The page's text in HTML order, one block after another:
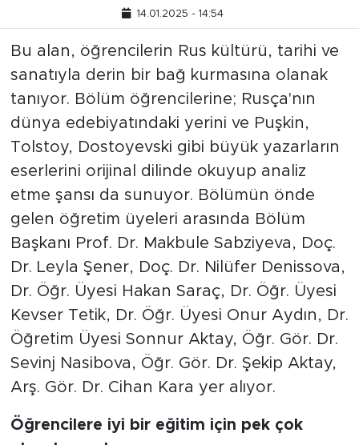
14.01.2025 - 14:54
Bu alan, öğrencilerin Rus kültürü, tarihi ve
sanatıyla derin bir bağ kurmasına olanak
tanıyor. Bölüm öğrencilerine; Rusça'nın
dünya edebiyatındaki yerini ve Puşkin,
Tolstoy, Dostoyevski gibi büyük yazarların
eserlerini orijinal dilinde okuyup analiz
etme şansı da sunuyor. Bölümün önde
gelen öğretim üyeleri arasında Bölüm
Başkanı Prof. Dr. Makbule Sabziyeva, Doç.
Dr. Leyla Şener, Doç. Dr. Nilüfer Denissova,
Dr. Öğr. Üyesi Hakan Saraç, Dr. Öğr. Üyesi
Kevser Tetik, Dr. Öğr. Üyesi Onur Aydın, Dr.
Öğretim Üyesi Sonnur Aktay, Öğr. Gör. Dr.
Sevinj Nasibova, Öğr. Gör. Dr. Şekip Aktay,
Arş. Gör. Dr. Cihan Kara yer alıyor.
Öğrencilere iyi bir eğitim için pek çok